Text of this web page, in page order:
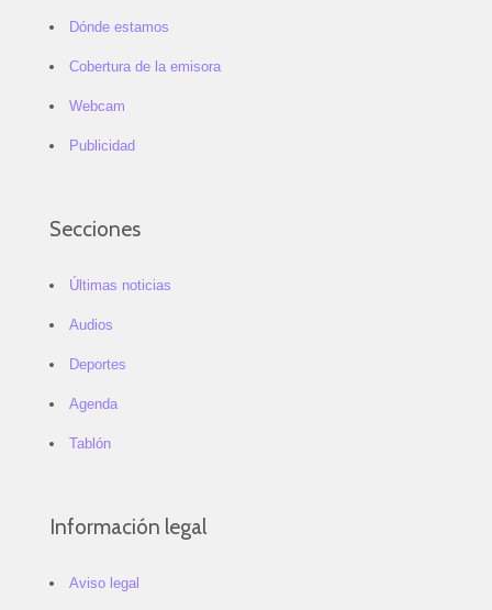
Dónde estamos
Cobertura de la emisora
Webcam
Publicidad
Secciones
Últimas noticias
Audios
Deportes
Agenda
Tablón
Información legal
Aviso legal